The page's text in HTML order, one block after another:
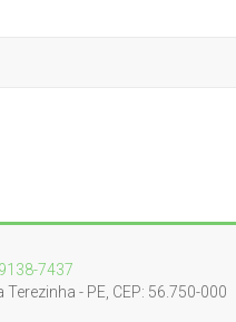
7437
- PE, CEP: 56.750-000